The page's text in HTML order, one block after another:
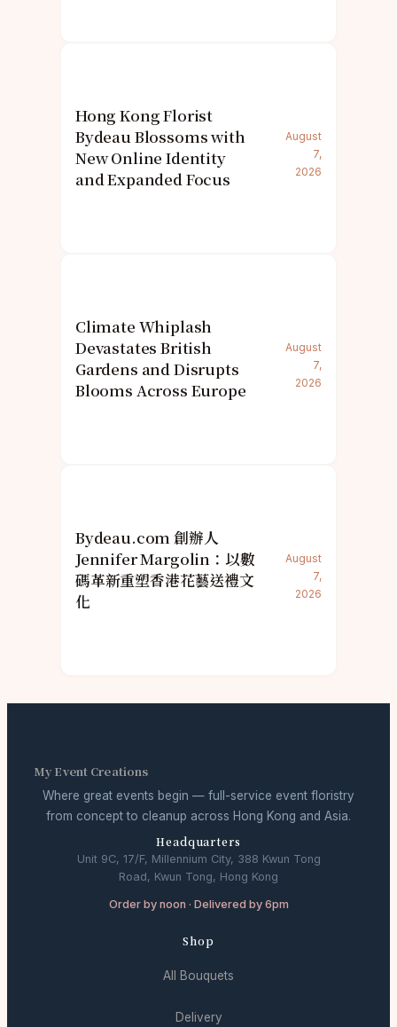
Hong Kong Florist
Bydeau Blossoms with
New Online Identity
and Expanded Focus
August
7,
2026
Climate Whiplash
Devastates British
Gardens and Disrupts
Blooms Across Europe
August
7,
2026
Bydeau.com 創辦人
Jennifer Margolin：以數
碼革新重塑香港花藝送禮文
化
August
7,
2026
My Event Creations
Where great events begin — full-service event floristry
from concept to cleanup across Hong Kong and Asia.
Headquarters
Unit 9C, 17/F, Millennium City, 388 Kwun Tong
Road, Kwun Tong, Hong Kong
Order by noon · Delivered by 6pm
Shop
All Bouquets
Delivery